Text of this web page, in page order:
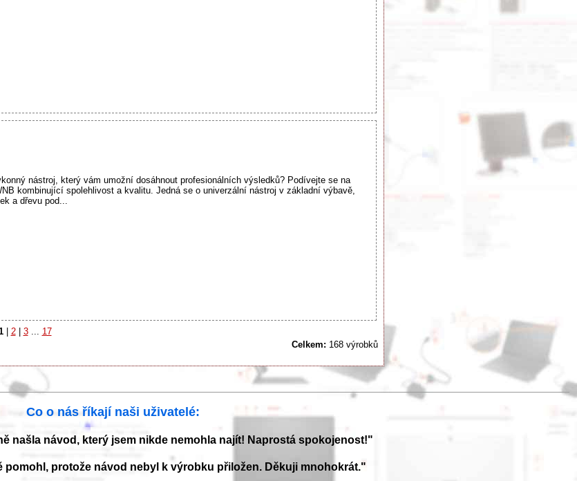
nástroj, který vám umožní dosáhnout profesionálních výsledků? Podívejte se na
kombinující spolehlivost a kvalitu. Jedná se o univerzální nástroj v základní výbavě,
a dřevu pod...
| 2 | 3
17
Celkem: 168 výrobků
Co o nás říkají naši uživatelé:
našla návod, který jsem nikde nemohla najít! Naprostá spokojenost!"
pomohl, protože návod nebyl k výrobku přiložen. Děkuji mnohokrát."